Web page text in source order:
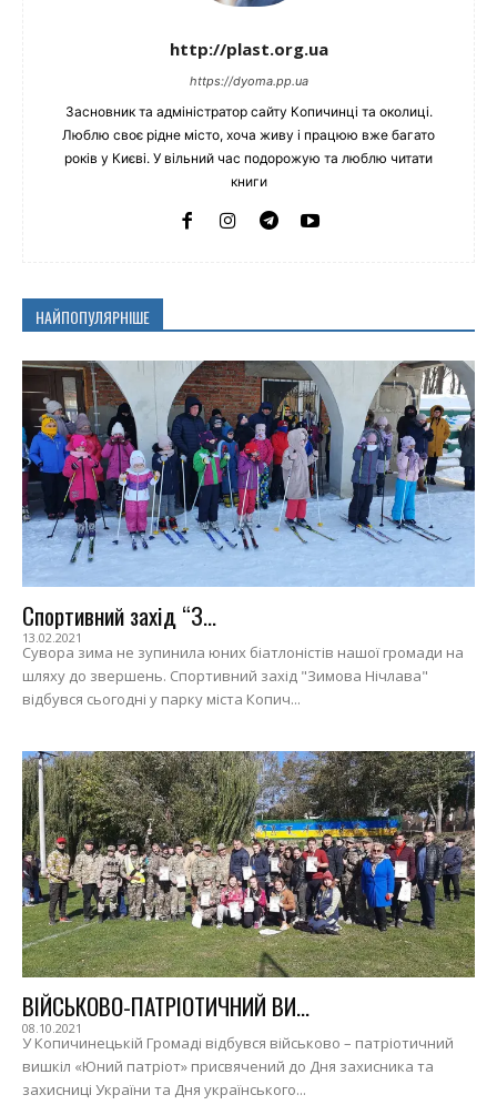
http://plast.org.ua
https://dyoma.pp.ua
Засновник та адміністратор сайту Копичинці та околиці.
Люблю своє рідне місто, хоча живу і працюю вже багато
років у Києві. У вільний час подорожую та люблю читати
книги
НАЙПОПУЛЯРНІШЕ
Спортивний захід “З...
13.02.2021
Сувора зима не зупинила юних біатлоністів нашої громади на
шляху до звершень. Спортивний захід "Зимова Нічлава"
відбувся сьогодні у парку міста Копич...
ВІЙСЬКОВО-ПАТРІОТИЧНИЙ ВИ...
08.10.2021
У Копичинецькій Громаді відбувся військово – патріотичний
вишкіл «Юний патріот» присвячений до Дня захисника та
захисниці України та Дня українського...